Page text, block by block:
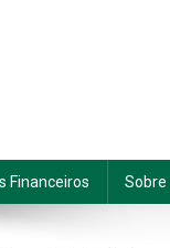
Financeiros Sobre